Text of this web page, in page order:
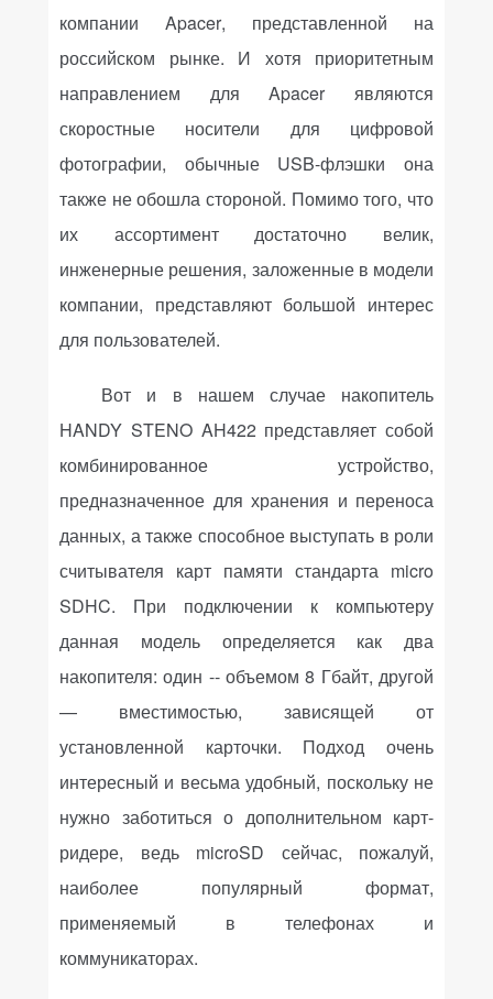
компании Apacer, представленной на
российском рынке. И хотя приоритетным
направлением дляApacer являются
скоростные носители для цифровой
фотографии, обычные USB-флэшки она
также не обошла стороной. Помимо того, что
их ассортимент достаточно велик,
инженерные решения, заложенные в модели
компании, представляют большой интерес
для пользователей.
Вот и в нашем случае накопитель
HANDY STENO AH422 представляет собой
комбинированное устройство,
предназначенное для хранения и переноса
данных, а также способное выступать в роли
считывателя карт памяти стандарта micro
SDHC. При подключении к компьютеру
данная модель определяется как два
накопителя: один -- объемом 8 Гбайт, другой
— вместимостью, зависящей от
установленной карточки. Подход очень
интересный и весьма удобный, поскольку не
нужно заботиться о дополнительном карт-
ридере, ведь microSD сейчас, пожалуй,
наиболее популярный формат,
применяемый в телефонах и
коммуникаторах.